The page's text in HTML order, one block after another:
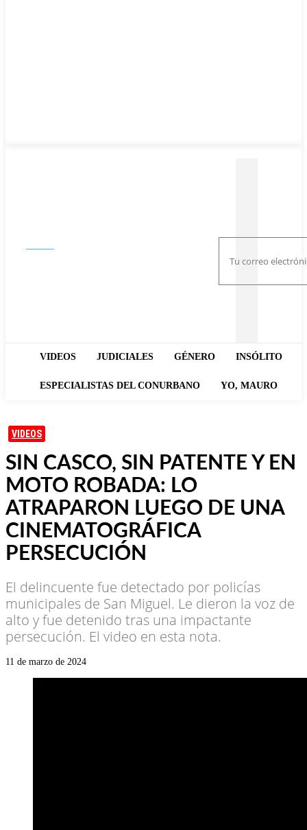
VIDEOS JUDICIALES GÉNERO INSÓLITO
ESPECIALISTAS DEL CONURBANO YO, MAURO
VIDEOS
SIN CASCO, SIN PATENTE Y EN
MOTO ROBADA: LO
ATRAPARON LUEGO DE UNA
CINEMATOGRÁFICA
PERSECUCIÓN
El delincuente fue detectado por policías
municipales de San Miguel. Le dieron la voz de
alto y fue detenido tras una impactante
persecución. El video en esta nota.
11 de marzo de 2024